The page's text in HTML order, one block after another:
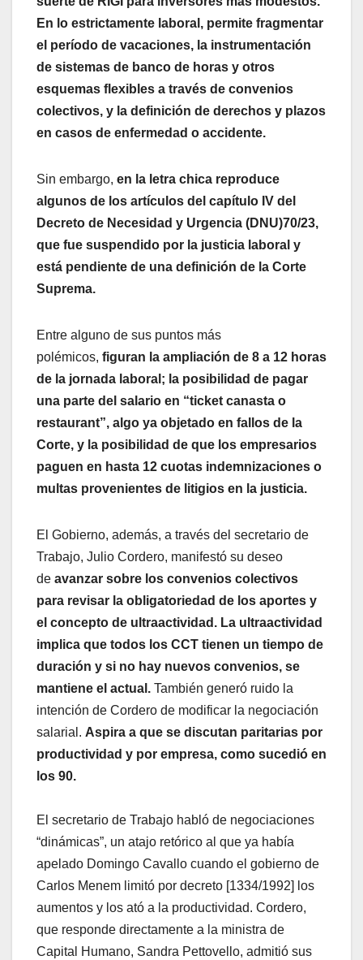
En lo estrictamente laboral, permite fragmentar
el período de vacaciones, la instrumentación
de sistemas de banco de horas y otros
esquemas flexibles a través de convenios
colectivos, y la definición de derechos y plazos
en casos de enfermedad o accidente.
Sin embargo, en la letra chica reproduce
algunos de los artículos del capítulo IV del
Decreto de Necesidad y Urgencia (DNU)70/23,
que fue suspendido por la justicia laboral y
está pendiente de una definición de la Corte
Suprema.
Entre alguno de sus puntos más
polémicos, figuran la ampliación de 8 a 12 horas
de la jornada laboral; la posibilidad de pagar
una parte del salario en “ticket canasta o
restaurant”, algo ya objetado en fallos de la
Corte, y la posibilidad de que los empresarios
paguen en hasta 12 cuotas indemnizaciones o
multas provenientes de litigios en la justicia.
El Gobierno, además, a través del secretario de
Trabajo, Julio Cordero, manifestó su deseo
de avanzar sobre los convenios colectivos
para revisar la obligatoriedad de los aportes y
el concepto de ultraactividad. La ultraactividad
implica que todos los CCT tienen un tiempo de
duración y si no hay nuevos convenios, se
mantiene el actual. También generó ruido la
intención de Cordero de modificar la negociación
salarial. Aspira a que se discutan paritarias por
productividad y por empresa, como sucedió en
los 90.
El secretario de Trabajo habló de negociaciones
“dinámicas”, un atajo retórico al que ya había
apelado Domingo Cavallo cuando el gobierno de
Carlos Menem limitó por decreto [1334/1992] los
aumentos y los ató a la productividad. Cordero,
que responde directamente a la ministra de
Capital Humano, Sandra Pettovello, admitió sus